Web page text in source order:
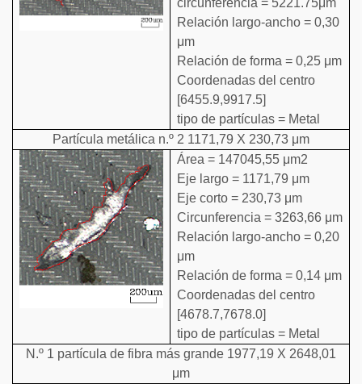
Relación largo-ancho = 0,30
μm
Relación de forma = 0,25 μm
Coordenadas del centro
[6455.9,9917.5]
tipo de partículas = Metal
Partícula metálica n.º 2 1171,79 X 230,73 μm
Área = 147045,55 μm2
Eje largo = 1171,79 μm
Eje corto = 230,73 μm
Circunferencia = 3263,66 μm
Relación largo-ancho = 0,20
μm
Relación de forma = 0,14 μm
Coordenadas del centro
[4678.7,7678.0]
tipo de partículas = Metal
N.º 1 partícula de fibra más grande 1977,19 X 2648,01
μm